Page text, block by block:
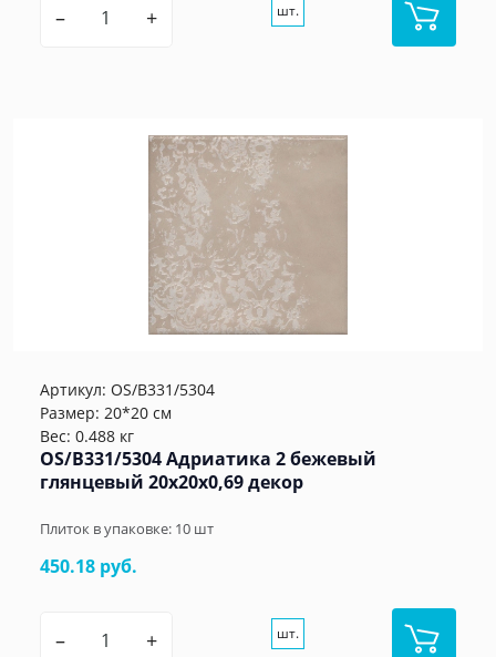
– + шт.
Артикул: OS/B331/5304
Размер: 20*20 см
Вес: 0.488 кг
OS/B331/5304 Адриатика 2 бежевый
глянцевый 20x20x0,69 декор
Плиток в упаковке: 10 шт
450.18 руб.
– + шт.